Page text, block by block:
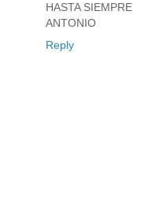
HASTA SIEMPRE
ANTONIO
Reply